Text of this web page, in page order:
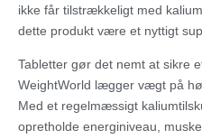
ikke får tilstrækkeligt med
dette produkt være et nyttigt
Tabletter gør det nemt at sikre
WeightWorld lægger vægt på
Med et regelmæssigt
opretholde energiniveau,